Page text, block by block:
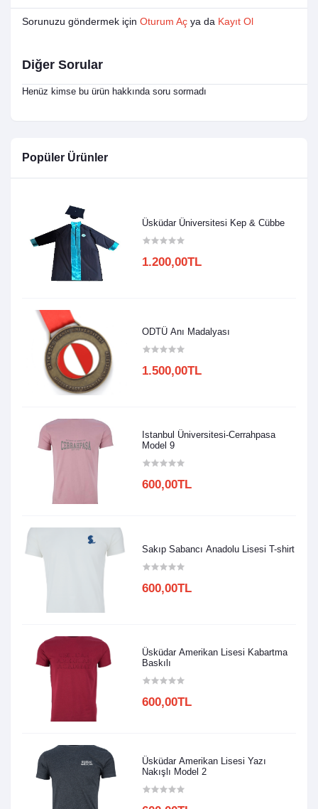
Popüler Ürünler
Üsküdar Üniversitesi Kep & Cübbe
1.200,00TL
ODTÜ Anı Madalyası
1.500,00TL
Istanbul Üniversitesi-Cerrahpasa
Model 9
600,00TL
Sakıp Sabancı Anadolu Lisesi T-shirt
600,00TL
Üsküdar Amerikan Lisesi Kabartma
Baskılı
600,00TL
Üsküdar Amerikan Lisesi Yazı
Nakışlı Model 2
Sorunuzu göndermek için Oturum Aç ya da Kayıt Ol
Diğer Sorular
Henüz kimse bu ürün hakkında soru sormadı